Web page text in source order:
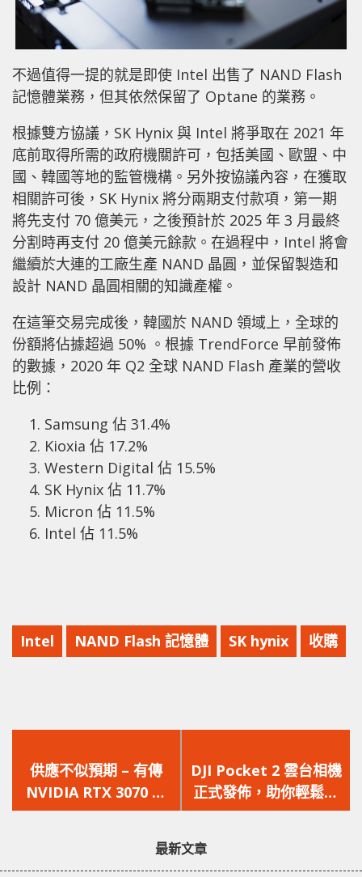
不過值得一提的就是即使 Intel 出售了 NAND Flash
記憶體業務，但其依然保留了 Optane 的業務。
根據雙方協議，SK Hynix 與 Intel 將爭取在 2021 年
底前取得所需的政府機關許可，包括美國、歐盟、中
國、韓國等地的監管機構。另外按協議內容，在獲取
相關許可後，SK Hynix 將分兩期支付款項，第一期
將先支付 70 億美元，之後預計於 2025 年 3 月最終
分割時再支付 20 億美元餘款。在過程中，Intel 將會
繼續於大連的工廠生產 NAND 晶圓，並保留製造和
設計 NAND 晶圓相關的知識產權。
在這筆交易完成後，韓國於 NAND 領域上，全球的
份額將佔據超過 50% 。根據 TrendForce 早前發佈
的數據，2020 年 Q2 全球 NAND Flash 產業的營收
比例：
Samsung 佔 31.4%
Kioxia 佔 17.2%
Western Digital 佔 15.5%
SK Hynix 佔 11.7%
Micron 佔 11.5%
Intel 佔 11.5%
Intel NAND Flash 記憶體 SK hynix 收購
一
篇
文
供應不似預期 – 有傳
NVIDIA RTX 3070 的
供貨十分緊張
一
篇
文
DJI Pocket 2 雲台相機
正式發佈，助你輕鬆捕
捉生活趣致片段
最新文章